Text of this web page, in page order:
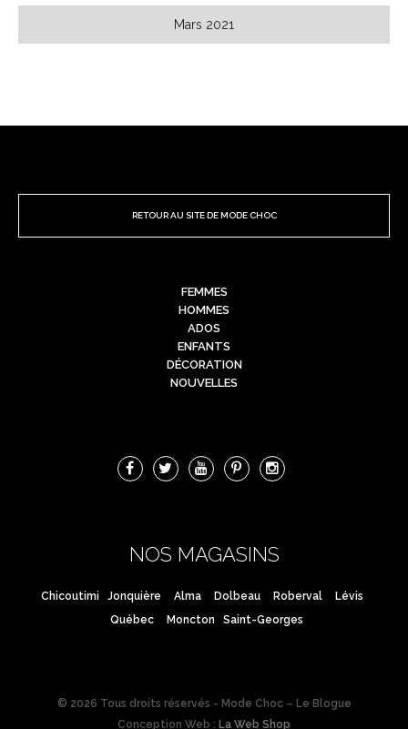
Mars 2021
RETOUR AU SITE DE MODE CHOC
FEMMES
HOMMES
ADOS
ENFANTS
DÉCORATION
NOUVELLES
NOS MAGASINS
Chicoutimi Jonquière Alma Dolbeau Roberval
Lévis
Québec
Moncton Saint-Georges
© 2026 Tous droits réservés - Mode Choc – Le Blogue
Conception Web : La Web Shop